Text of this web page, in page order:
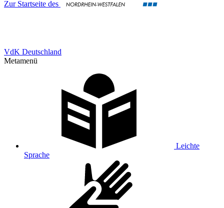
Zur Startseite des
VdK Deutschland
Metamenü
Leichte
Sprache